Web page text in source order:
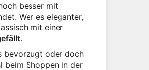
besser mit
Wer es eleganter,
mit einer
.
bevorzugt oder doch
beim Shoppen in der